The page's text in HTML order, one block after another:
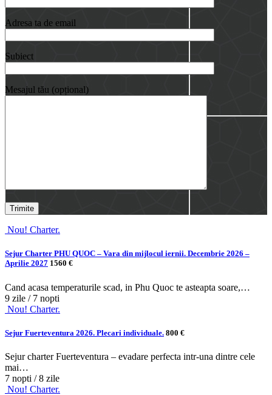
Adresa ta de email
Subiect
Mesajul tău (opțional)
Nou! Charter.
Sejur Charter PHU QUOC – Vara din mijlocul iernii. Decembrie 2026 –
Aprilie 2027 1560 €
Cand acasa temperaturile scad, in Phu Quoc te asteapta soare,…
9 zile / 7 nopti
Nou! Charter.
Sejur Fuerteventura 2026. Plecari individuale. 800 €
Sejur charter Fuerteventura – evadare perfecta intr-una dintre cele
mai…
7 nopti / 8 zile
Nou! Charter.